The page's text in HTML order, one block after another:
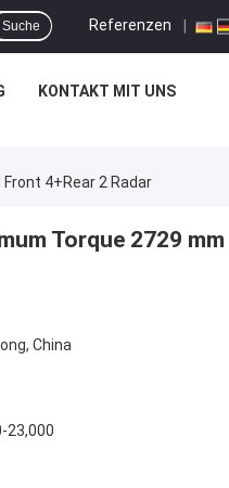
Referenzen |
Suche
KONTAKT MIT UNS
4+Rear 2 Radar
Torque 2729 mm
China
23,000